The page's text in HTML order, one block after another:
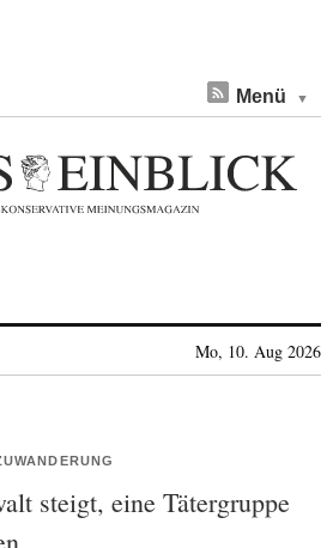
Menü
Mo, 10. Aug 2026
steigt, eine Tätergruppe